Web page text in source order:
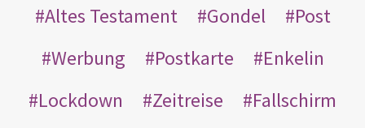
Altes Testament
Gondel
Post
Werbung
Postkarte
Enkelin
Lockdown
Zeitreise
Fallschirm